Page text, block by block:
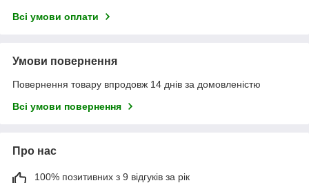
Всі умови оплати
Умови повернення
Повернення товару впродовж 14 днів за домовленістю
Всі умови повернення
Про нас
100% позитивних з 9 відгуків за рік